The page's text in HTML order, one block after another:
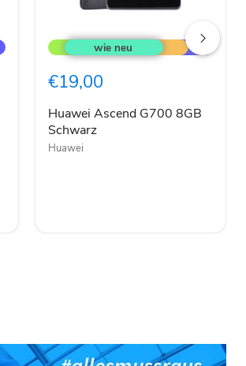
Ascend
G700
Schwarz
€19,00
Huawei Ascend G700 8GB
Schwarz
Huawei